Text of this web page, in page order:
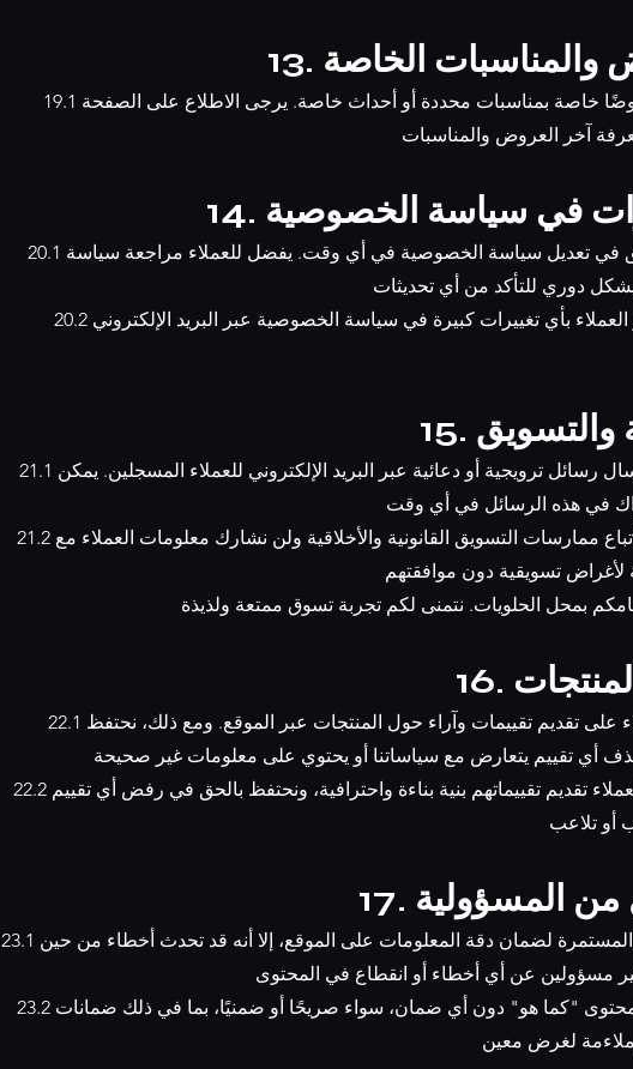
والمناسبات الخاصة
19.1 قد نقدم عروضًا خاصة بمناسبات محددة أو أحداث خاصة. يرجى الاطلاع على الصفحة
آخر العروض والمناسبات
في سياسة الخصوصية
20.1 نحتفظ بالحق في تعديل سياسة الخصوصية في أي وقت. يفضل للعملاء مراجعة سياسة
دوري للتأكد من أي تحديثات
20.2 سيتم إشعار العملاء بأي تغييرات كبيرة في سياسة الخصوصية عبر البريد الإلكتروني
والتسويق
21.1 قد نقوم بإرسال رسائل ترويجية أو دعائية عبر البريد الإلكتروني للعملاء المسجلين. يمكن
في هذه الرسائل في أي وقت
21.2 نحن نلتزم باتباع ممارسات التسويق القانونية والأخلاقية ولن نشارك معلومات العملاء مع
لأغراض تسويقية دون موافقتهم
المنتجات
22.1 نشجع العملاء على تقديم تقييمات وآراء حول المنتجات عبر الموقع. ومع ذلك، نحتفظ
أي تقييم يتعارض مع سياساتنا أو يحتوي على معلومات غير صحيحة
22.2 يجب على العملاء تقديم تقييماتهم بنية بناءة واحترافية، ونحتفظ بالحق في رفض أي تقييم
أو تلاعب
من المسؤولية
23.1 رغم جهودنا المستمرة لضمان دقة المعلومات على الموقع، إلا أنه قد تحدث أخطاء من حين
مسؤولين عن أي أخطاء أو انقطاع في المحتوى
23.2 يتم تقديم المحتوى "كما هو" دون أي ضمان، سواء صريحًا أو ضمنيًا، بما في ذلك ضمانات
ملاءمة لغرض معين